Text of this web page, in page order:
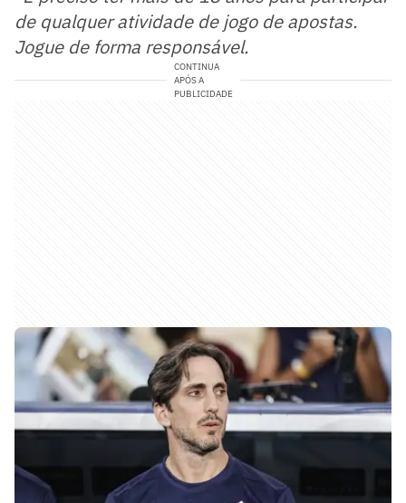
de qualquer atividade de jogo de apostas.
Jogue de forma responsável.
CONTINUA
APÓS A
PUBLICIDADE